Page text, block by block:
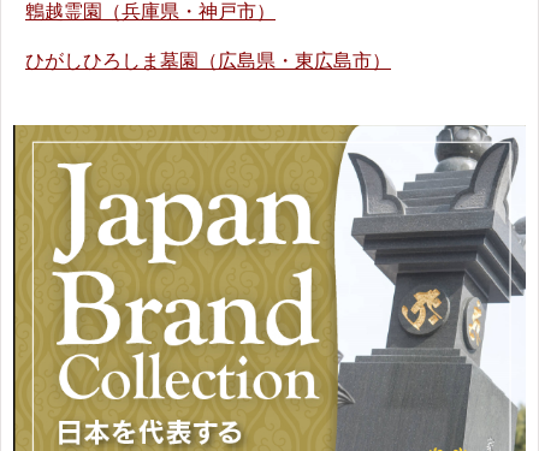
鵯越霊園（兵庫県・神戸市）
ひがしひろしま墓園（広島県・東広島市）